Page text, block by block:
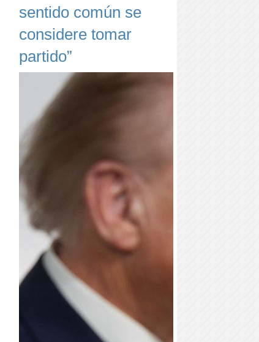
sentido común se
considere tomar
partido”